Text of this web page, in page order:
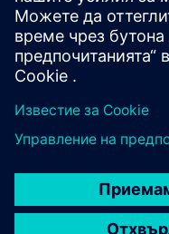
Подобрява
изпълнение и
на клиенти.